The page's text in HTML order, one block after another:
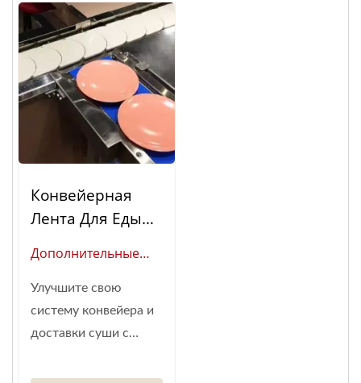
Конвейерная
Лента Для Еды
Е Функции)
Дополнительные
(Глобальный
Поставщик Умной
Автоматизации
Улучшите свою
систему конвейера и
доставки суши с